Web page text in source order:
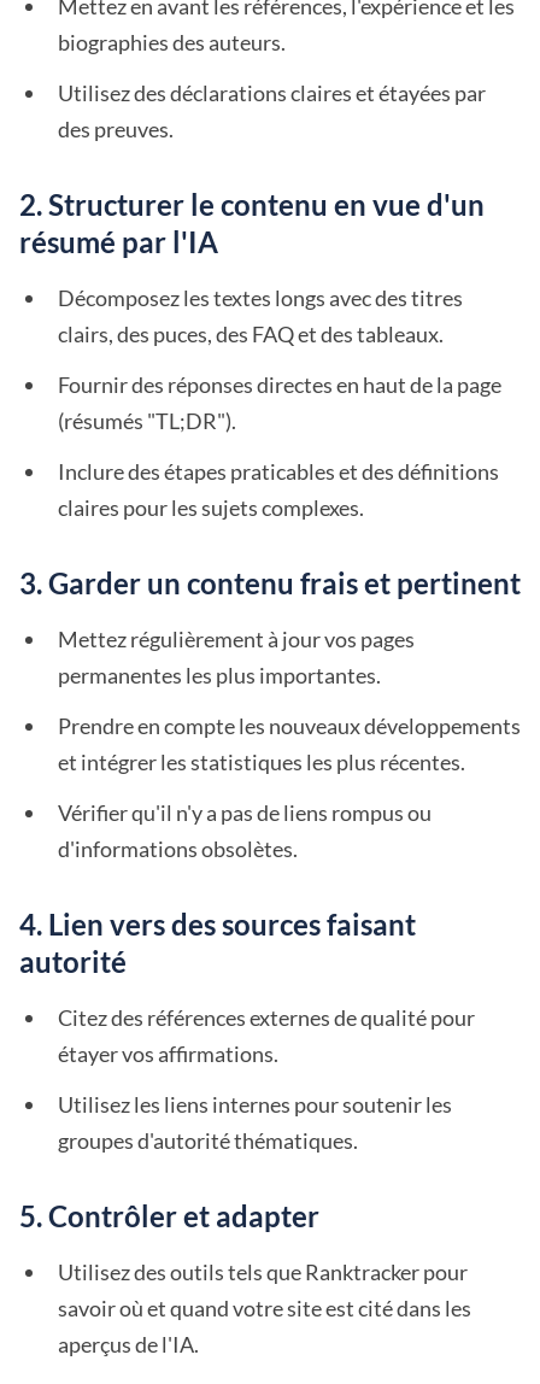
Mettez en avant les références, l'expérience et les
biographies des auteurs.
Utilisez des déclarations claires et étayées par
des preuves.
2. Structurer le contenu en vue d'un
résumé par l'IA
Décomposez les textes longs avec des titres
clairs, des puces, des FAQ et des tableaux.
Fournir des réponses directes en haut de la page
(résumés "TL;DR").
Inclure des étapes praticables et des définitions
claires pour les sujets complexes.
3. Garder un contenu frais et pertinent
Mettez régulièrement à jour vos pages
permanentes les plus importantes.
Prendre en compte les nouveaux développements
et intégrer les statistiques les plus récentes.
Vérifier qu'il n'y a pas de liens rompus ou
d'informations obsolètes.
4. Lien vers des sources faisant
autorité
Citez des références externes de qualité pour
étayer vos affirmations.
Utilisez les liens internes pour soutenir les
groupes d'autorité thématiques.
5. Contrôler et adapter
Utilisez des outils tels que Ranktracker pour
savoir où et quand votre site est cité dans les
aperçus de l'IA.